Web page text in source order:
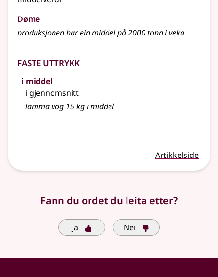
Døme
produksjonen har ein middel på 2000 tonn i veka
Faste uttrykk
i middel
i gjennomsnitt
lamma vog 15 kg i middel
Artikkelside
Fann du ordet du leita etter?
Ja Nei